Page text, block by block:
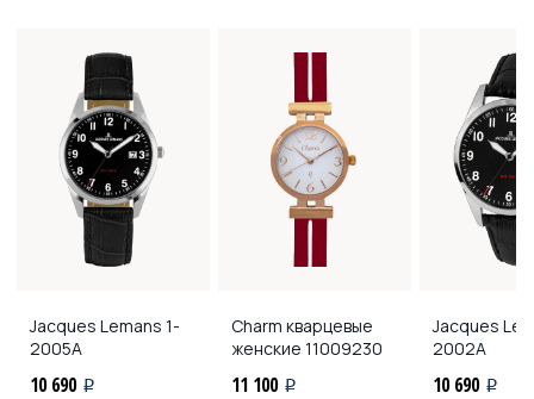
Jacques Lemans 1-
2005A
10 690 i
Charm кварцевые
женские 11009230
11 100 i
Jacques
2002A
10 690 i